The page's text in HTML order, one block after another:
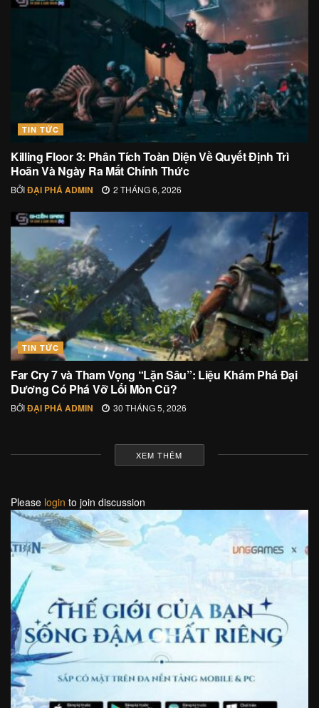
TIN TỨC
Killing Floor 3: Phân Tích Toàn Diện Về Quyết Định Trì
Hoãn Và Ngày Ra Mắt Chính Thức
BỞIĐẠI PHÁ ADMIN 2 THÁNG 6, 2026
TIN TỨC
Far Cry 7 và Tham Vọng “Lặn Sâu”: Liệu Khám Phá Đại
Dương Có Phá Vỡ Lối Mòn Cũ?
BỞIĐẠI PHÁ ADMIN 30 THÁNG 5, 2026
XEM THÊM
Please login to join discussion